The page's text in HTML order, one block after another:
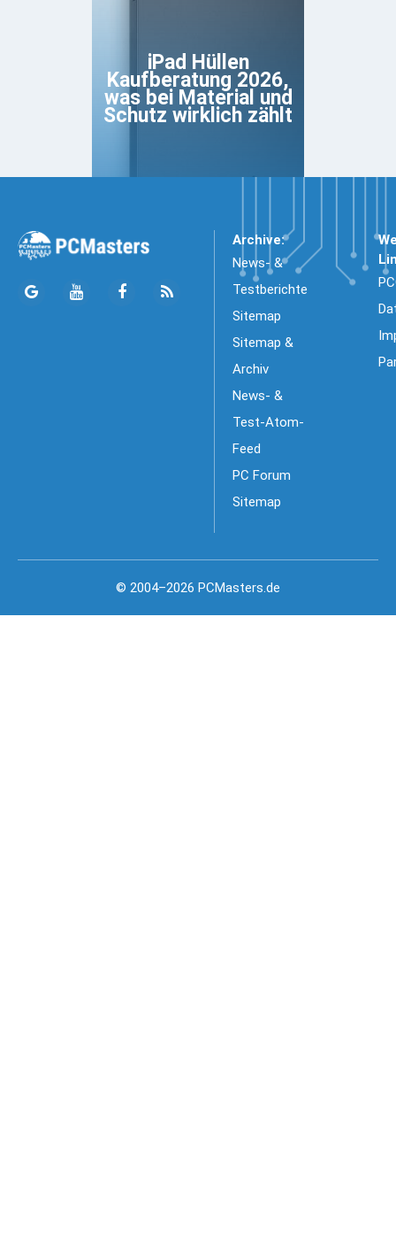
iPad Hüllen
Kaufberatung 2026,
was bei Material und
Schutz wirklich zählt
Archive:
News- &
Testberichte
Sitemap
Sitemap &
Archiv
News- &
Test-Atom-
Feed
PC Forum
Sitemap
© 2004–2026 PCMasters.de